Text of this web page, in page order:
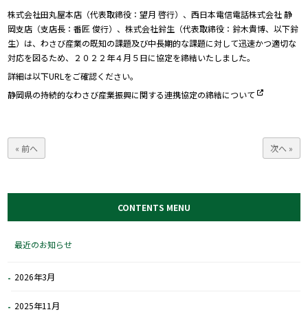
株式会社田丸屋本店（代表取締役：望月 啓行）、西日本電信電話株式会社 静
岡支店（支店長：番匠 俊行）、株式会社鈴生（代表取締役：鈴木貴博、以下鈴
生）は、わさび産業の既知の課題及び中長期的な課題に対して迅速かつ適切な
対応を図るため、２０２２年４月５日に協定を締結いたしました。
詳細は以下URLをご確認ください。
静岡県の持続的なわさび産業振興に関する連携協定の締結について
« 前へ 次へ »
CONTENTS MENU
最近のお知らせ
2026年3月
2025年11月